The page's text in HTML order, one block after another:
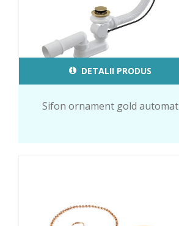
DETALII PRODUS
Sifon ornament gold automat